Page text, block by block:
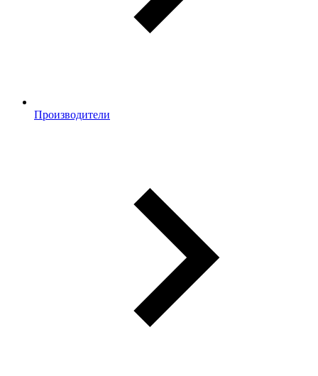
Производители